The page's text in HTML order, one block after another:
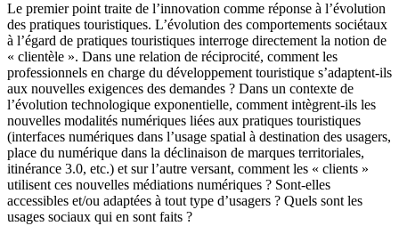
Le premier point traite de l’innovation comme réponse à l’évolution
des pratiques touristiques. L’évolution des comportements sociétaux
à l’égard de pratiques touristiques interroge directement la notion de
« clientèle ». Dans une relation de réciprocité, comment les
professionnels en charge du développement touristique s’adaptent-ils
aux nouvelles exigences des demandes ? Dans un contexte de
l’évolution technologique exponentielle, comment intègrent-ils les
nouvelles modalités numériques liées aux pratiques touristiques
(interfaces numériques dans l’usage spatial à destination des usagers,
place du numérique dans la déclinaison de marques territoriales,
itinérance 3.0, etc.) et sur l’autre versant, comment les « clients »
utilisent ces nouvelles médiations numériques ? Sont-elles
accessibles et/ou adaptées à tout type d’usagers ? Quels sont les
usages sociaux qui en sont faits ?